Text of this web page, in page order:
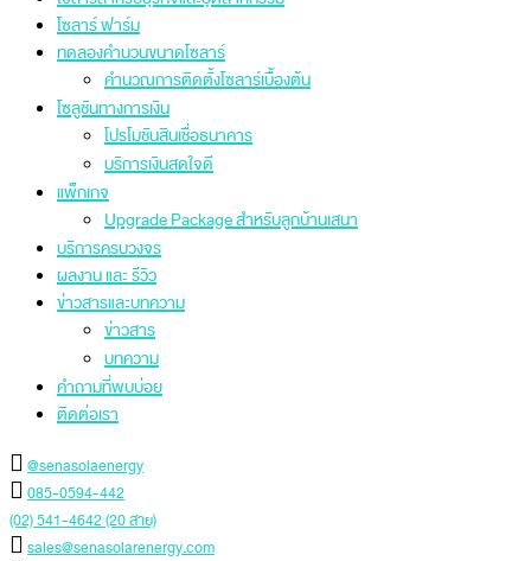
โซลาร์ ฟาร์ม
ทดลองคำนวนขนาดโซลาร์
คำนวณการติดตั้งโซลาร์เบื้องต้น
โซลูชันทางการเงิน
โปรโมชันสินเชื่อธนาคาร
บริการเงินสดใจดี
แพ็กเกจ
Upgrade Package สำหรับลูกบ้านเสนา
บริการครบวงจร
ผลงาน และ รีวิว
ข่าวสารและบทความ
ข่าวสาร
บทความ
คำถามที่พบบ่อย
ติดต่อเรา
@senasolaenergy
085-0594-442
(02) 541-4642 (20 สาย)
sales@senasolarenergy.com